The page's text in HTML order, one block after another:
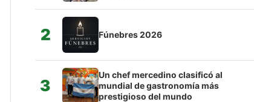
2 Fúnebres 2026
3
Un chef mercedino clasificó al
mundial de gastronomía más
prestigioso del mundo